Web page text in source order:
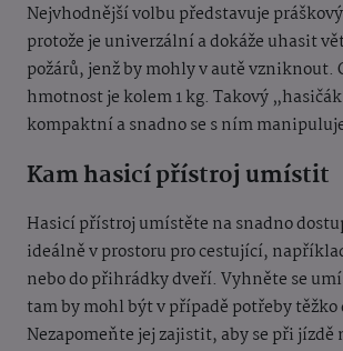
Nejvhodnější volbu představuje
protože je univerzální a dokáže uhasit
požárů, jenž by mohly v autě
hmotnost je kolem 1 kg. Takový
kompaktní a snadno se s ním
Kam hasicí přístroj umístit
Hasicí přístroj umístěte na snadno
ideálně v prostoru pro cestující,
nebo do přihrádky dveří. Vyhněte se
tam by mohl být v případě potřeby
Nezapomeňte jej zajistit, aby se při jízdě